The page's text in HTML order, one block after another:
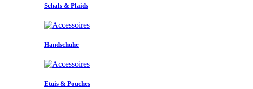
Schals & Plaids
Handschuhe
Etuis & Pouches